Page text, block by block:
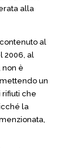
alla
al
2006, al
non è
un
che
la